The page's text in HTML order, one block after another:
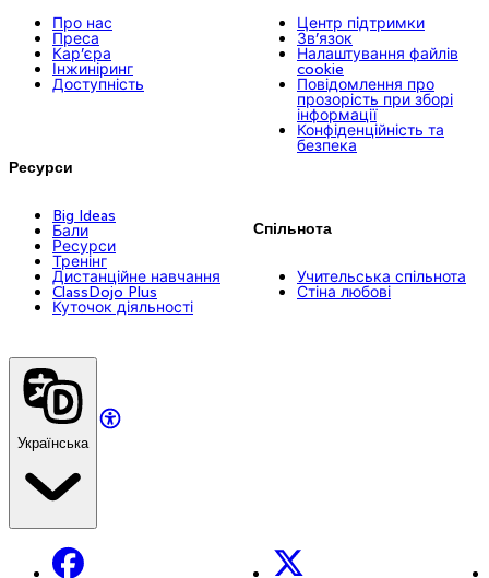
Про нас
Преса
Кар’єра
Інжиніринг
Доступність
Ресурси
Big Ideas
Бали
Ресурси
Тренінг
Дистанційне навчання
ClassDojo Plus
Куточок діяльності
Центр підтримки
Зв’язок
Налаштування файлів
cookie
Повідомлення про
прозорість при зборі
інформації
Конфіденційність та
безпека
Спільнота
Учительська спільнота
Стіна любові
Українська
Facebook X